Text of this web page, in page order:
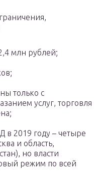
млн рублей;
только с
услуг, торговля
в 2019 году – четыре
и область,
но власти
режим по всей